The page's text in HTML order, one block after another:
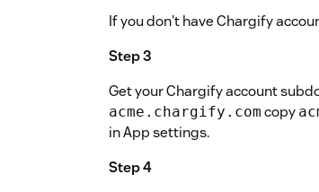
If you don't have Chargify
Step 3
Get your Chargify account
acme.chargify.com copy
in App settings.
Step 4